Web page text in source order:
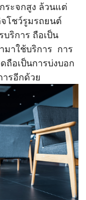
ระจกสูง ล้วนแต่
โชว์รูมรถยนต์
ริการ ถือเป็น
มาใช้บริการ การ
ถือเป็นการบ่งบอก
รอีกด้วย